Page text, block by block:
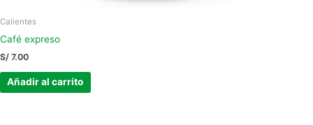
Calientes
Café expreso
S/ 7.00
Añadir al carrito